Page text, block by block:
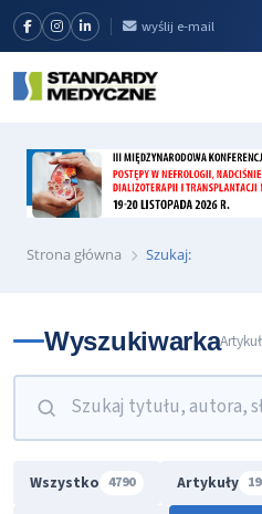
wyślij e-mail
Strona główna Szukaj:
Wyszukiwarka
Wszystko 4790 Artykuły